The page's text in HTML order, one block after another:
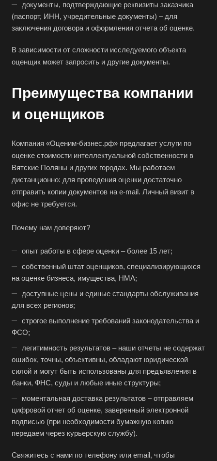
документы, подтверждающие реквизиты заказчика
(паспорт, ИНН, учредительные документы) – для
заключения договора и оформления отчета об оценке.
В зависимости от сложности исследуемого объекта
оценщик может запросить и другие документы.
Преимущества компании
и оценщиков
Компания «Оценим-бизнес.рф» предлагает услуги по
оценке стоимости интеллектуальной собственности в
Вятские Поляны и других городах. Мы работаем
дистанционно: для проведения оценки достаточно
отправить копии документов на e-mail. Личный визит в
офис не требуется.
Почему нам доверяют?
опыт работы в сфере оценки – более 15 лет;
собственный штат оценщиков, специализирующихся
на оценке бизнеса, имущества, НМА;
доступные цены и единые стандарты обслуживания
для всех регионов;
строгое выполнение требований законодательства и
ФСО;
легитимность результатов – наши отчеты не содержат
ошибок, точны, объективны, обладают юридической
силой и могут быть использованы для предъявления в
банки, ФНС, суды и любые иные структуры;
моментальная доставка результатов – отправляем
цифровой отчет об оценке, заверенный электронной
подписью (при необходимости бумажную копию
передаем через курьерскую службу).
Свяжитесь с нами по телефону или email, чтобы
Бийск
Биробиджан
Бирюч
Благовещенск
Богородицк
Боготол
Бор
Борзя
Борисоглебск
Боровичи
Братск
Бронницы
Бугульма
Бугуруслан
Бутурлиновка
Валдай
Валуйки
Великие Луки
Великий Устюг
Вельск
Верхний Уфалей